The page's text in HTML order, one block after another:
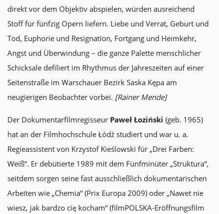
direkt vor dem Objektiv abspielen, würden ausreichend
Stoff für fünfzig Opern liefern. Liebe und Verrat, Geburt und
Tod, Euphorie und Resignation, Fortgang und Heimkehr,
Angst und Überwindung – die ganze Palette menschlicher
Schicksale defiliert im Rhythmus der Jahreszeiten auf einer
Seitenstraße im Warschauer Bezirk Saska Kępa am
neugierigen Beobachter vorbei. [Rainer Mende]
Der Dokumentarfilmregisseur Paweł Łoziński (geb. 1965)
hat an der Filmhochschule Łódź studiert und war u. a.
Regieassistent von Krzystof Kieślowski für „Drei Farben:
Weiß“. Er debütierte 1989 mit dem Fünfminüter „Struktura“,
seitdem sorgen seine fast ausschließlich dokumentarischen
Arbeiten wie „Chemia“ (Prix Europa 2009) oder „Nawet nie
wiesz, jak bardzo cię kocham“ (filmPOLSKA-Eröffnungsfilm